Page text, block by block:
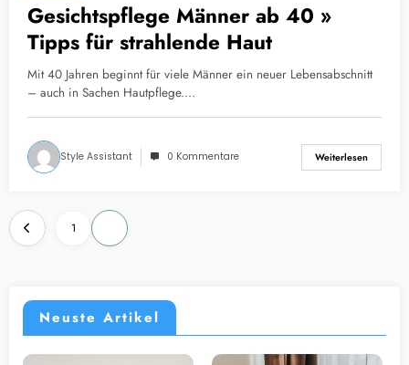
Gesichtspflege Männer ab 40 »
Tipps für strahlende Haut
Mit 40 Jahren beginnt für viele Männer ein neuer Lebensabschnitt
– auch in Sachen Hautpflege.…
Style Assistant 0 Kommentare Weiterlesen
Seitennummerierung
der
1
Neuste Artikel